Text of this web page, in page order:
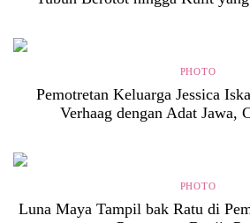
PHOTO
Pemotretan Keluarga Jessica
Verhaag dengan Adat Jawa,
PHOTO
Luna Maya Tampil bak Ratu di